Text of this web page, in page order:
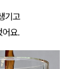
기고
요.